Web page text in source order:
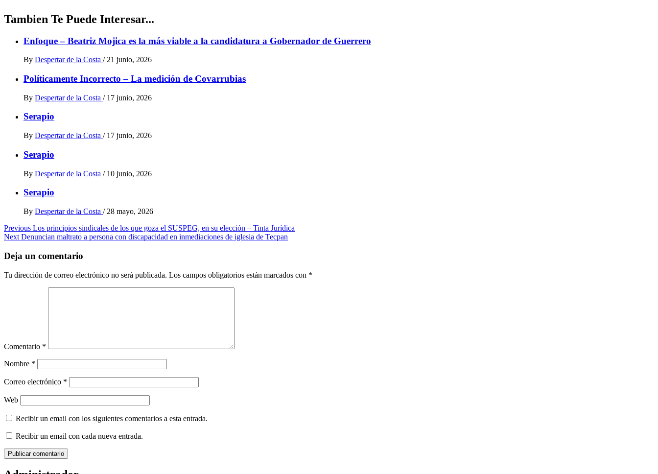
Tambien Te Puede Interesar...
Enfoque – Beatriz Mojica es la más viable a la candidatura a Gobernador de Guerrero
By Despertar de la Costa / 21 junio, 2026
Políticamente Incorrecto – La medición de Covarrubias
By Despertar de la Costa / 17 junio, 2026
Serapio
By Despertar de la Costa / 17 junio, 2026
Serapio
By Despertar de la Costa / 10 junio, 2026
Serapio
By Despertar de la Costa / 28 mayo, 2026
Post
navigation
Previous Los principios sindicales de los que goza el SUSPEG, en su elección – Tinta Jurídica
Next Denuncian maltrato a persona con discapacidad en inmediaciones de iglesia de Tecpan
Deja un comentario
Tu dirección de correo electrónico no será publicada. Los campos obligatorios están marcados con *
Comentario *
Nombre *
Correo electrónico *
Web
Recibir un email con los siguientes comentarios a esta entrada.
Recibir un email con cada nueva entrada.